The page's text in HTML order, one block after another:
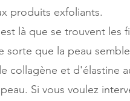
produits exfoliants.
là que se trouvent les
sorte que la peau
collagène et d'élastine
Si vous voulez